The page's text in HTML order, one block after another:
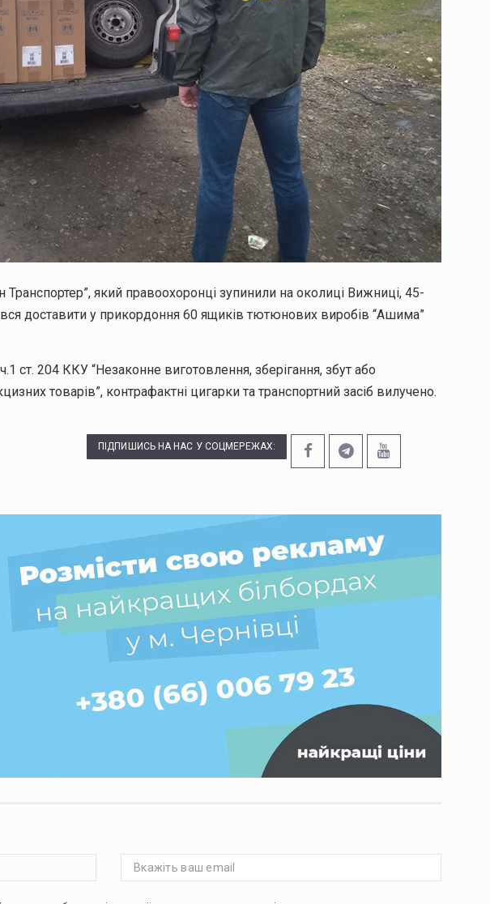
Транспортер”, який правоохоронці зупинили на околиці Вижниці, 45-
доставити у прикордоння 60 ящиків тютюнових виробів “Ашима”
ст. 204 ККУ “Незаконне виготовлення, зберігання, збут або
товарів”, контрафактні цигарки та транспортний засіб вилучено.
ПІДПИШИСЬ НА НАС У СОЦМЕРЕЖАХ: